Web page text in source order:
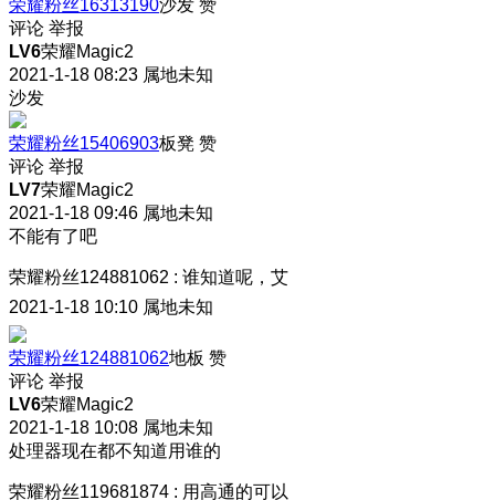
荣耀粉丝16313190沙发 赞
评论 举报
LV6荣耀Magic2
2021-1-18 08:23 属地未知
沙发
荣耀粉丝15406903板凳 赞
评论 举报
LV7荣耀Magic2
2021-1-18 09:46 属地未知
不能有了吧
荣耀粉丝124881062 : 谁知道呢，艾
2021-1-18 10:10 属地未知
荣耀粉丝124881062地板 赞
评论 举报
LV6荣耀Magic2
2021-1-18 10:08 属地未知
处理器现在都不知道用谁的
荣耀粉丝119681874 : 用高通的可以